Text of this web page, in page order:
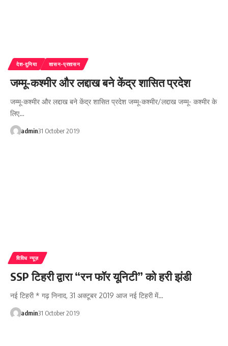
देश-दुनिया शासन-प्रशासन
जम्मू-कश्मीर और लद्दाख बने केंद्र शासित प्रदेश
जम्मू-कश्मीर और लद्दाख बने केंद्र शासित प्रदेश जम्मू-कश्मीर/लद्दाख जम्मू- कश्मीर के
लिए…
admin31 October 2019
विविध न्यूज़
SSP टिहरी द्वारा “रन फॉर यूनिटी” को हरी झंडी
नई टिहरी * गढ़ निनाद, 31 अक्टूबर 2019 आज नई टिहरी में…
admin31 October 2019